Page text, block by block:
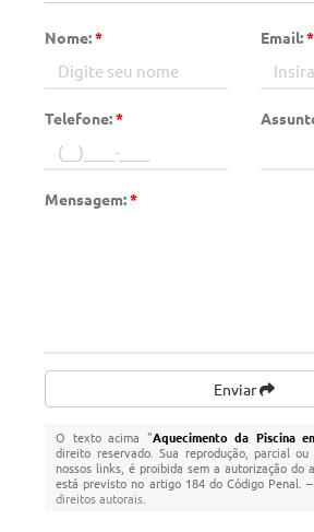
Nome:* Email:*
Telefone:*
Mensagem:*
Enviar
O texto acima "Aquecimento da Piscina
direito reservado. Sua reprodução, parcial
nossos links, é proibida sem a autorização do
está previsto no artigo 184 do Código Penal. –
direitos autorais